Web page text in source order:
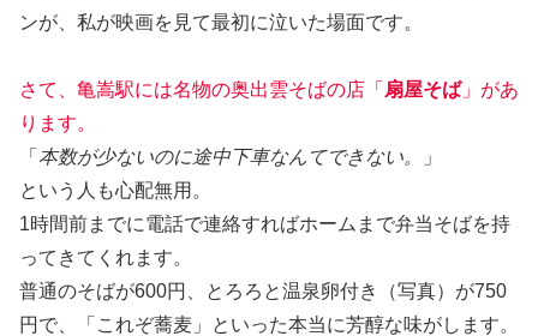
ンが、私が映画を見て最初に泣いた場面です。
さて、亀嵩駅には名物の奥出雲そばの店「 扇屋そば」があ
ります。
「 本数が少ないのに途中下車なんてできない。
」
という人も心配無用。
1時間前までに電話で連絡すればホームまで弁当そばを持
ってきてくれます。
普通のそばが600円、とろろと温泉卵付き（写真）が750
円で、「これぞ蕎麦」といった本当に芳醇な味がします。